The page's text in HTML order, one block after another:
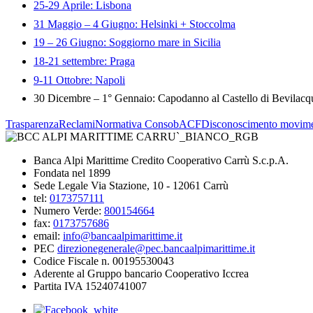
25-29 Aprile: Lisbona
31 Maggio – 4 Giugno: Helsinki + Stoccolma
19 – 26 Giugno: Soggiorno mare in Sicilia
18-21 settembre: Praga
9-11 Ottobre: Napoli
30 Dicembre – 1° Gennaio: Capodanno al Castello di
TrasparenzaReclamiNormativa ConsobACFDisconoscimento
Banca Alpi Marittime Credito Cooperativo Carrù S.c.p.A.
Fondata nel 1899
Sede Legale Via Stazione, 10 - 12061 Carrù
tel: 0173757111
Numero Verde: 800154664
fax: 0173757686
email: info@bancaalpimarittime.it
PEC direzionegenerale@pec.bancaalpimarittime.it
Codice Fiscale n. 00195530043
Aderente al Gruppo bancario Cooperativo Iccrea
Partita IVA 15240741007